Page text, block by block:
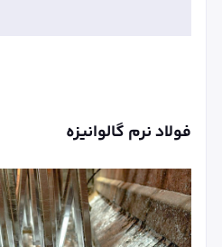
فولاد نرم گالوانیزه